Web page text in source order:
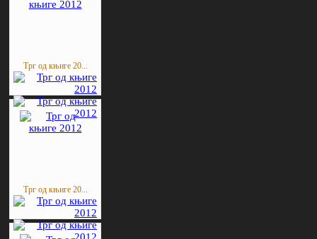
Трг од књиге 20...
Трг од књиге 20...